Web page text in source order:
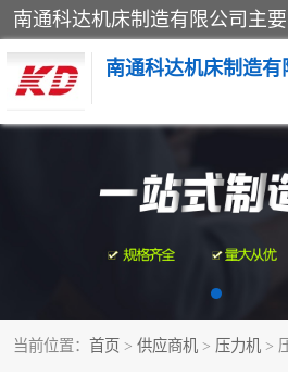
南通科达机床制造有
当前位置： 首页 > 供应商机 > 压力机 >
四柱液压机
卷板机